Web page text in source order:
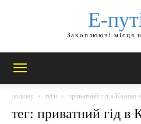
Е-
Захоплюючі місця
додому теги приватний гід в Казино
тег: приватний гід в